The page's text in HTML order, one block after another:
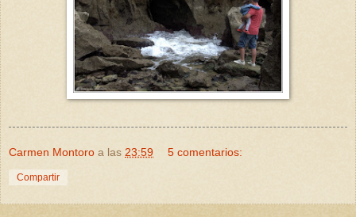
Carmen Montoro a las 23:59 5 comentarios:
Compartir